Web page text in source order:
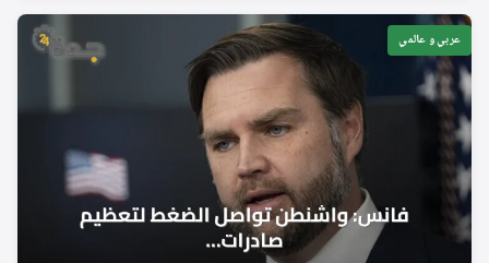
عربي و عالمي